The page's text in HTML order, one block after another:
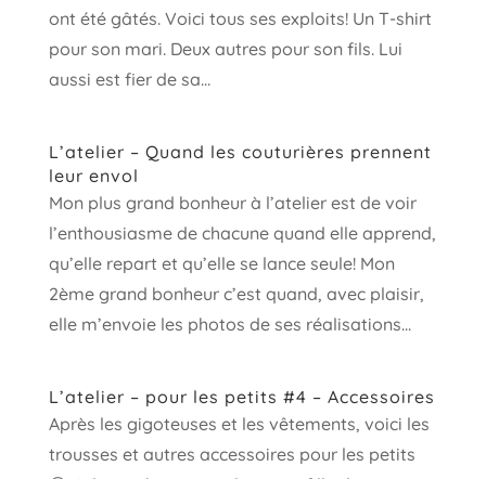
ont été gâtés. Voici tous ses exploits! Un T-shirt
pour son mari. Deux autres pour son fils. Lui
aussi est fier de sa...
L’atelier – Quand les couturières prennent
leur envol
Mon plus grand bonheur à l’atelier est de voir
l’enthousiasme de chacune quand elle apprend,
qu’elle repart et qu’elle se lance seule! Mon
2ème grand bonheur c’est quand, avec plaisir,
elle m’envoie les photos de ses réalisations...
L’atelier – pour les petits #4 – Accessoires
Après les gigoteuses et les vêtements, voici les
trousses et autres accessoires pour les petits